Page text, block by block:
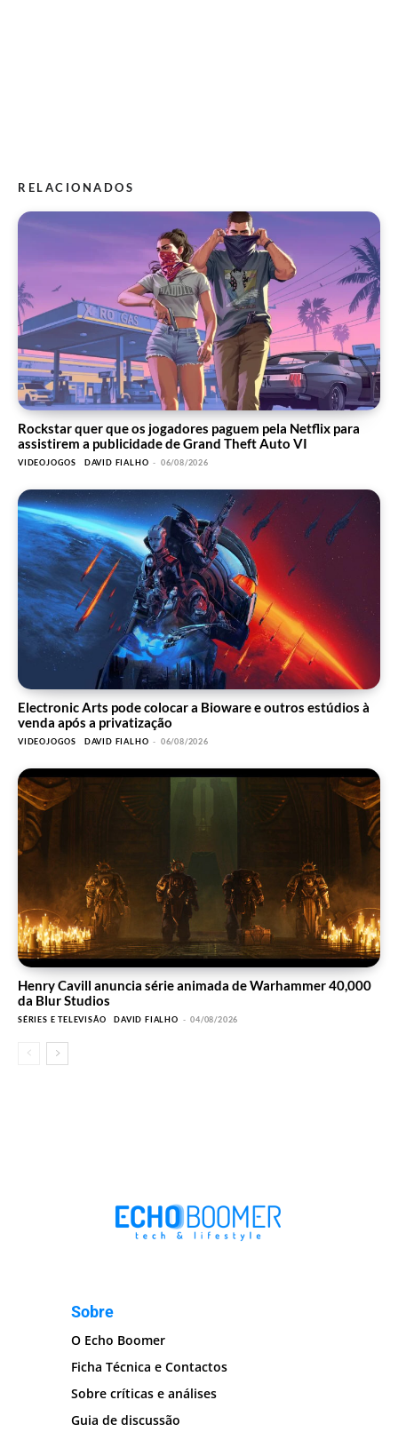
RELACIONADOS
Rockstar quer que os jogadores paguem pela Netflix para
assistirem a publicidade de Grand Theft Auto VI
VIDEOJOGOS DAVID FIALHO - 06/08/2026
Electronic Arts pode colocar a Bioware e outros estúdios à
venda após a privatização
VIDEOJOGOS DAVID FIALHO - 06/08/2026
Henry Cavill anuncia série animada de Warhammer 40,000
da Blur Studios
SÉRIES E TELEVISÃO DAVID FIALHO - 04/08/2026
Sobre
O Echo Boomer
Ficha Técnica e Contactos
Sobre críticas e análises
Guia de discussão